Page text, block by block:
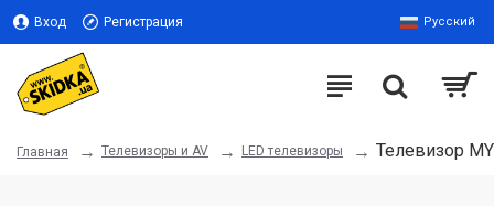
Вход Регистрация Русский
Главная Телевизоры и AV LED телевизоры Телевизор